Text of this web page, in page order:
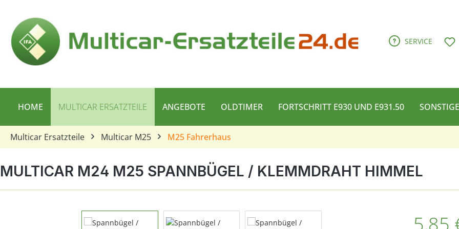
SERVICE
HOME MULTICAR ERSATZTEILE ANGEBOTE OLDTIMER FORTSCHRITT E930 UND E931.50
Multicar Ersatzteile Multicar M25 M25 Fahrerhaus
MULTICAR M24 M25 SPANNBÜGEL / KLEMMDRAHT HIMMEL
Bildergalerie überspringen Regulärer